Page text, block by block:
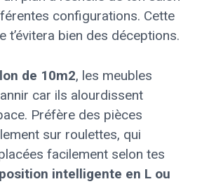
configurations. Cette
t’évitera bien des déceptions.
de 10m2, les meubles
car ils alourdissent
Préfère des pièces
sur roulettes, qui
facilement selon tes
intelligente en L ou